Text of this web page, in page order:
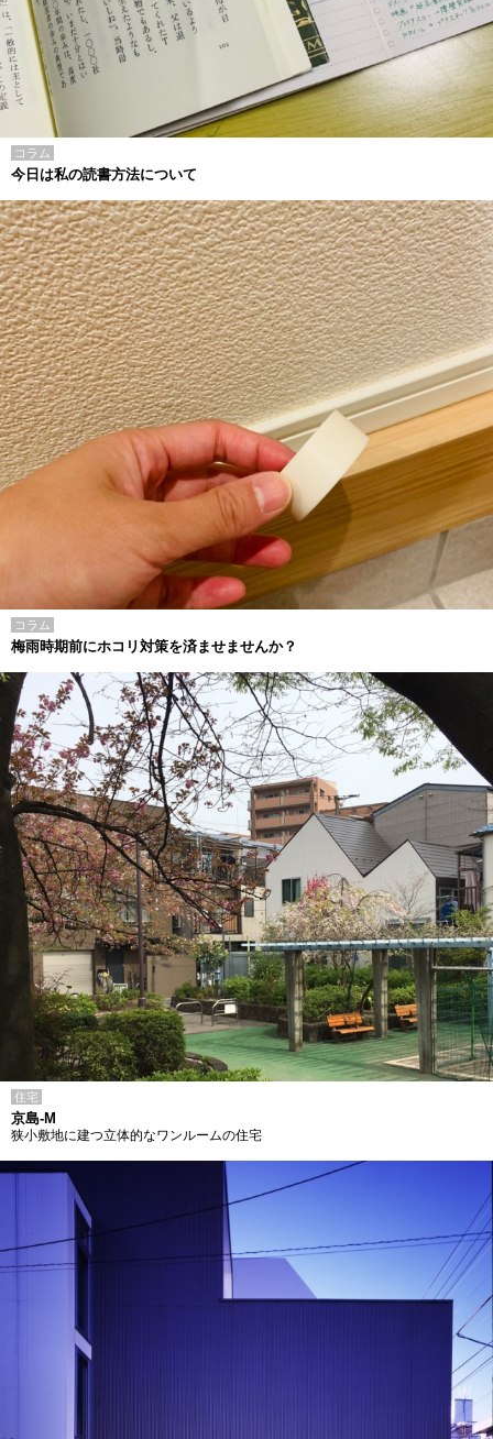
コラム
今日は私の読書方法について
コラム
梅雨時期前にホコリ対策を済ませませんか？
住宅
京島-M
狭小敷地に建つ立体的なワンルームの住宅